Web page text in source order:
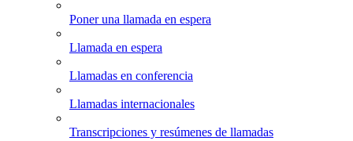
Poner una llamada en espera
Llamada en espera
Llamadas en conferencia
Llamadas internacionales
Transcripciones y resúmenes de llamadas